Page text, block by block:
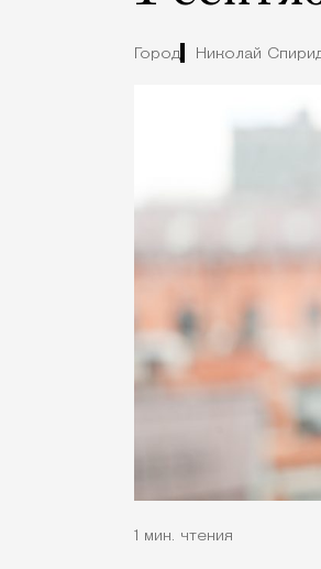
Город Николай
1 мин. чтения